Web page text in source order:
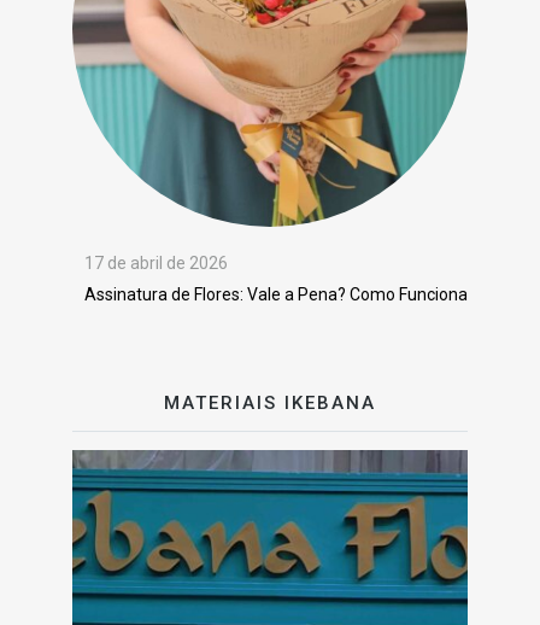
17 de abril de 2026
Assinatura de Flores: Vale a Pena? Como Funciona
MATERIAIS IKEBANA